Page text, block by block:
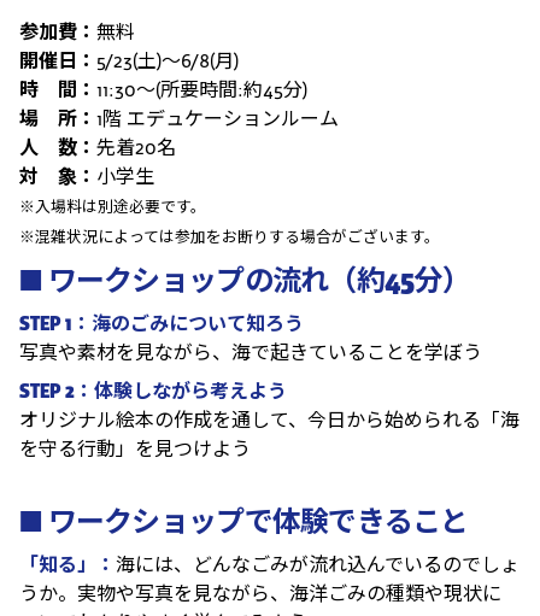
参加費： 無料
開催日： 5/23(土)～6/8(月)
時 間： 11:30～(所要時間:約45分)
場 所： 1階 エデュケーションルーム
人 数： 先着20名
対 象： 小学生
※入場料は別途必要です。
※混雑状況によっては参加をお断りする場合がございます。
■ ワークショップの流れ（約45分）
STEP 1：海のごみについて知ろう
写真や素材を見ながら、海で起きていることを学ぼう
STEP 2：体験しながら考えよう
オリジナル絵本の作成を通して、今日から始められる「海
を守る行動」を見つけよう
■ ワークショップで体験できること
「知る」： 海には、どんなごみが流れ込んでいるのでしょ
うか。実物や写真を見ながら、海洋ごみの種類や現状に